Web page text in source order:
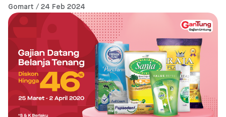
Gomart / 24 Feb 2024